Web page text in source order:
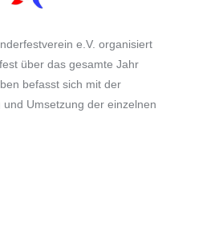
e.V. organisiert
über das gesamte Jahr
befasst sich mit der
und Umsetzung der einzelnen